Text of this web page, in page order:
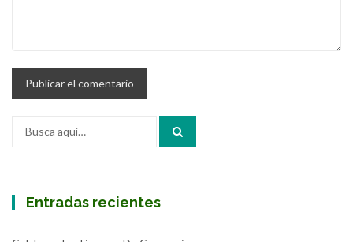
Entradas recientes